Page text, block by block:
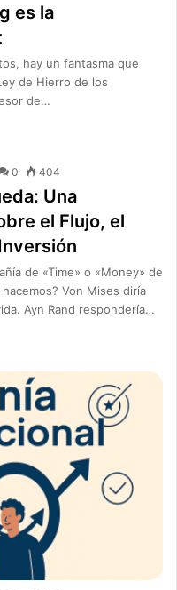
es la
hay un fantasma que
de Hierro de los
de…
0 404
Una
el Flujo, el
de «Time» o «Money» de
Von Mises diría
Ayn Rand respondería…